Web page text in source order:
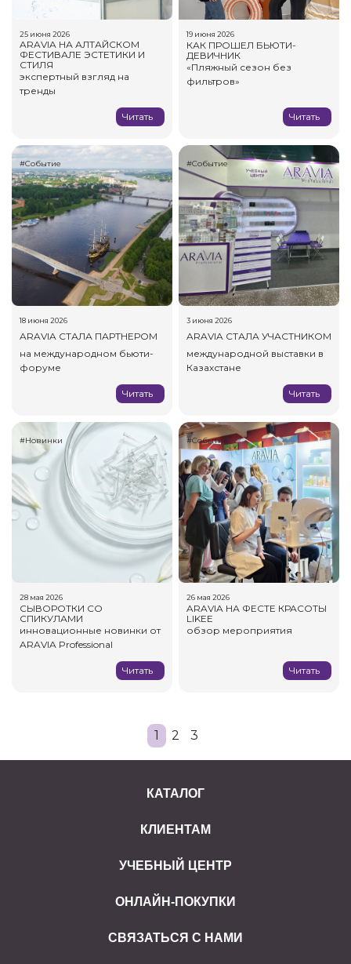
25 июня 2026
ARAVIA НА АЛТАЙСКОМ
ФЕСТИВАЛЕ ЭСТЕТИКИ И
СТИЛЯ
экспертный взгляд на
тренды
Читать
19 июня 2026
КАК ПРОШЕЛ БЬЮТИ-
ДЕВИЧНИК
«Пляжный сезон без
фильтров»
Читать
#Событие
18 июня 2026
ARAVIA СТАЛА ПАРТНЕРОМ
на международном бьюти-
форуме
Читать
#Событие
3 июня 2026
ARAVIA СТАЛА УЧАСТНИКОМ
международной выставки в
Казахстане
Читать
#Новинки
28 мая 2026
СЫВОРОТКИ СО
СПИКУЛАМИ
инновационные новинки от
ARAVIA Professional
Читать
#Событие
26 мая 2026
ARAVIA НА ФЕСТЕ КРАСОТЫ
LIKEE
обзор мероприятия
Читать
1 2 3
КАТАЛОГ
КЛИЕНТАМ
УЧЕБНЫЙ ЦЕНТР
ОНЛАЙН-ПОКУПКИ
СВЯЗАТЬСЯ С НАМИ